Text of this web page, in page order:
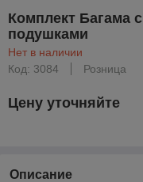
Комплект Багама
подушками
Нет в наличии
Код: 3084
Розница
Цену уточняйте
Описание